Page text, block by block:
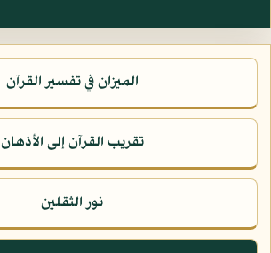
الميزان في تفسير القرآن
تقريب القرآن إلى الأذهان
نور الثقلين